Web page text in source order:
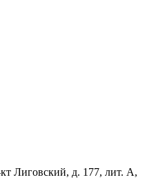
Лиговский, д. 177, лит. А,